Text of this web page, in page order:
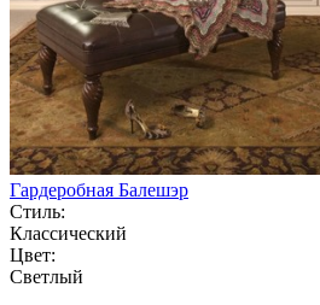
Гардеробная Балешэр
Стиль:
Классический
Цвет:
Светлый